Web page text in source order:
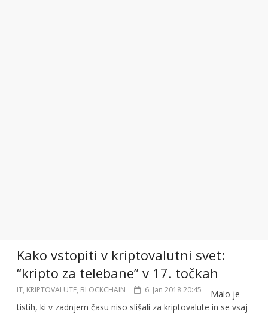
Kako vstopiti v kriptovalutni svet:
“kripto za telebane” v 17. točkah
IT, KRIPTOVALUTE, BLOCKCHAIN 6. Jan 2018 20:45
Malo je
tistih, ki v zadnjem času niso slišali za kriptovalute in se vsaj